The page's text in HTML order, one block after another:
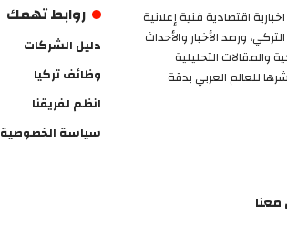
اقتصادية فنية إعلانية
ورصد الأخبار والأحداث
والمقالات التحليلية
للعالم العربي بدقة
معنا
روابط تهمك
دليل الشركات
وظائف تركيا
انظم لفريقنا
سياسة الخصوصية